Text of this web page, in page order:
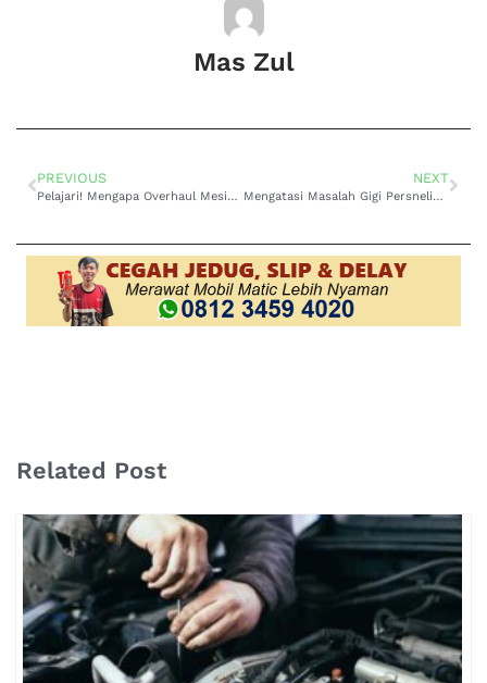
Mas Zul
PREVIOUS
Pelajari! Mengapa Overhaul Mesin Toyota Harrier Cihampelas Perlu Dilakukan?
NEXT
Mengatasi Masalah Gigi Persneling Slip pada Toyota Voxy Matic di Ciputat: Solusi Terbaik di Bengkel Spesialis Transmisi
Related Post